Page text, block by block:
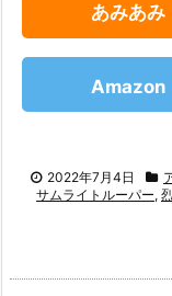
あみあみ
Amazon
2022年7月4日
サムライトルーパー,